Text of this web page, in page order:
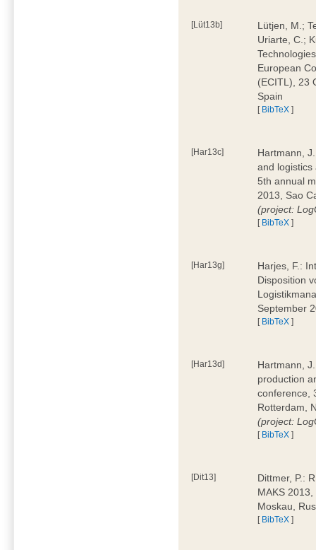
[Lüt13b]
Lütjen, M.;
Uriarte, C.;
European
(ECITL), 23
Spain
[ BibTeX ]
[Har13c]
Hartmann,
and logistics
5th annual
2013, Sao
(project:
[ BibTeX ]
[Har13g]
Harjes, F.:
Disposition
September
[ BibTeX ]
[Har13d]
Hartmann,
production
conference,
Rotterdam,
(project:
[ BibTeX ]
[Dit13]
Dittmer, P.:
MAKS
Moskau,
[ BibTeX ]